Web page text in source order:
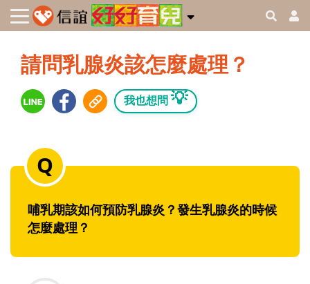
請問乳腺炎該怎麼處理？
我也想問 💡
哺乳期該如何預防乳腺炎？發生乳腺炎的時候
怎麼處理？